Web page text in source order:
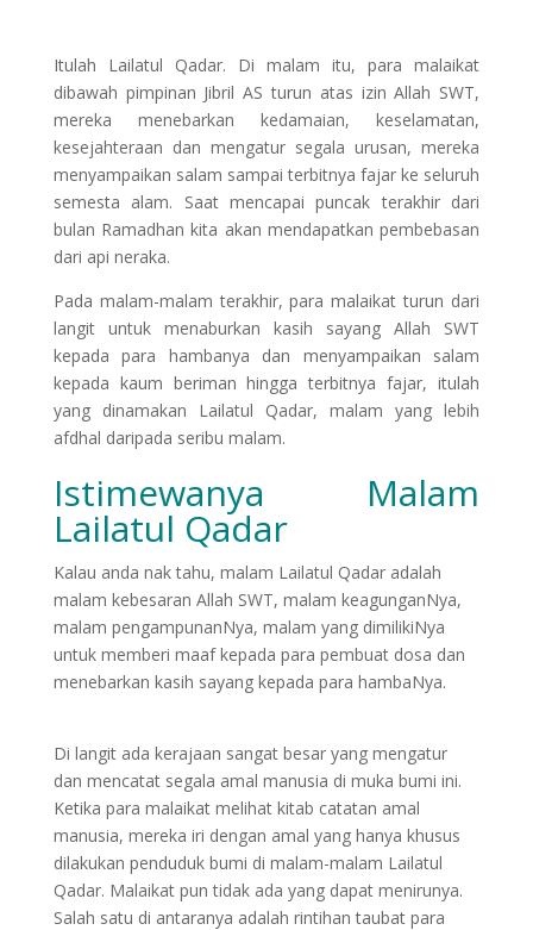
Itulah Lailatul Qadar. Di malam itu, para malaikat
dibawah pimpinan Jibril AS turun atas izin Allah SWT,
mereka menebarkan kedamaian, keselamatan,
kesejahteraan dan mengatur segala urusan, mereka
menyampaikan salam sampai terbitnya fajar ke seluruh
semesta alam. Saat mencapai puncak terakhir dari
bulan Ramadhan kita akan mendapatkan pembebasan
dari api neraka.
Pada malam-malam terakhir, para malaikat turun dari
langit untuk menaburkan kasih sayang Allah SWT
kepada para hambanya dan menyampaikan salam
kepada kaum beriman hingga terbitnya fajar, itulah
yang dinamakan Lailatul Qadar, malam yang lebih
afdhal daripada seribu malam.
Istimewanya Malam
Lailatul Qadar
Kalau anda nak tahu, malam Lailatul Qadar adalah
malam kebesaran Allah SWT, malam keagunganNya,
malam pengampunanNya, malam yang dimilikiNya
untuk memberi maaf kepada para pembuat dosa dan
menebarkan kasih sayang kepada para hambaNya.
Di langit ada kerajaan sangat besar yang mengatur
dan mencatat segala amal manusia di muka bumi ini.
Ketika para malaikat melihat kitab catatan amal
manusia, mereka iri dengan amal yang hanya khusus
dilakukan penduduk bumi di malam-malam Lailatul
Qadar. Malaikat pun tidak ada yang dapat menirunya.
Salah satu di antaranya adalah rintihan taubat para